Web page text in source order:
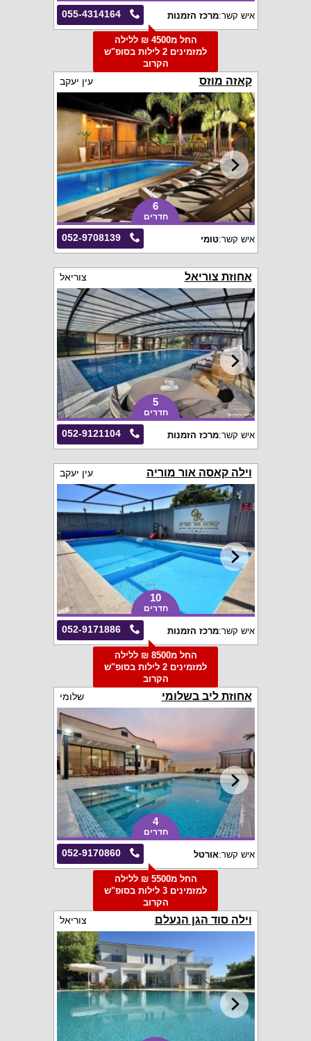
055-4314164 איש קשר:מרכז הזמנות
החל מ4500 ₪ ללילה
למזמינים 2 לילות בסופ"ש
הקרוב
קאזה מוזס עין יעקב
6
חדרים
052-9708139 איש קשר:טומי
אחוזת צוריאל צוריאל
5
חדרים
052-9121104 איש קשר:מרכז הזמנות
וילה קאסה אור מוריה עין יעקב
10
חדרים
052-9171886 איש קשר:מרכז הזמנות
החל מ8500 ₪ ללילה
למזמינים 2 לילות בסופ"ש
הקרוב
אחוזת ליב בשלומי שלומי
4
חדרים
052-9170860 איש קשר:אורטל
החל מ5500 ₪ ללילה
למזמינים 3 לילות בסופ"ש
הקרוב
וילה סוד הגן הנעלם צוריאל